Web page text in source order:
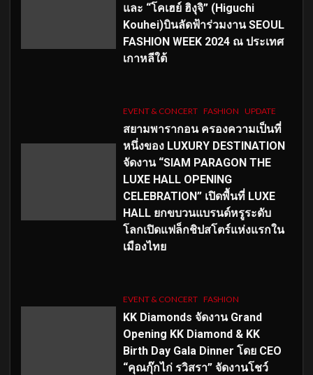
และ “โคเฮย์ ฮิงุจิ” (Higuchi
Kouhei)บินลัดฟ้าร่วมงาน SEOUL
FASHION WEEK 2024 ณ ประเทศ
เกาหลีใต้
EVENT & CONCERT FASHION UPDATE
สยามพารากอน ครองความเป็นที่
หนึ่งของ LUXURY DESTINATION
จัดงาน “SIAM PARAGON THE
LUXE HALL OPENING
CELEBRATION” เปิดพื้นที่ LUXE
HALL ยกขบวนแบรนด์หรูระดับ
โลกเปิดแฟล็กชิปสโตร์แห่งแรกใน
เมืองไทย
EVENT & CONCERT FASHION
KK Diamonds จัดงาน Grand
Opening KK Diamond & KK
Birth Day Gala Dinner โดย CEO
“คุณกุ๊กไก่ รวิสรา” จัดงานโชว์